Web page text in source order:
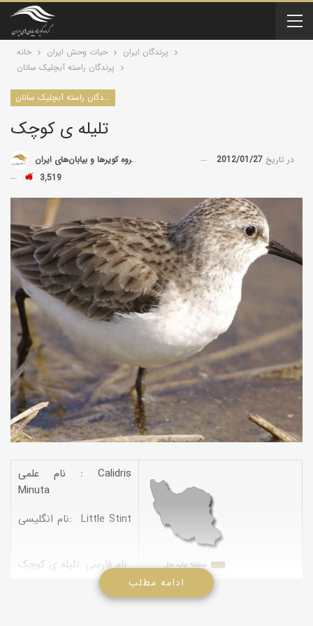
خانه حیات وحش ایران
پرندگان ایران
پرندگان راسته آبچلیک سانان
پرندگان راسته آبچلیک سانان
تلیله ی کوچک
توسط گروه کویرها و بیابان‌های ایران در تاریخ 2012/01/27
3,519
نام علمی : Calidris
Minuta
نام انگلیسی: Little Stint
نام فارسی: تلیله ی کوچک
ادامه مطلب